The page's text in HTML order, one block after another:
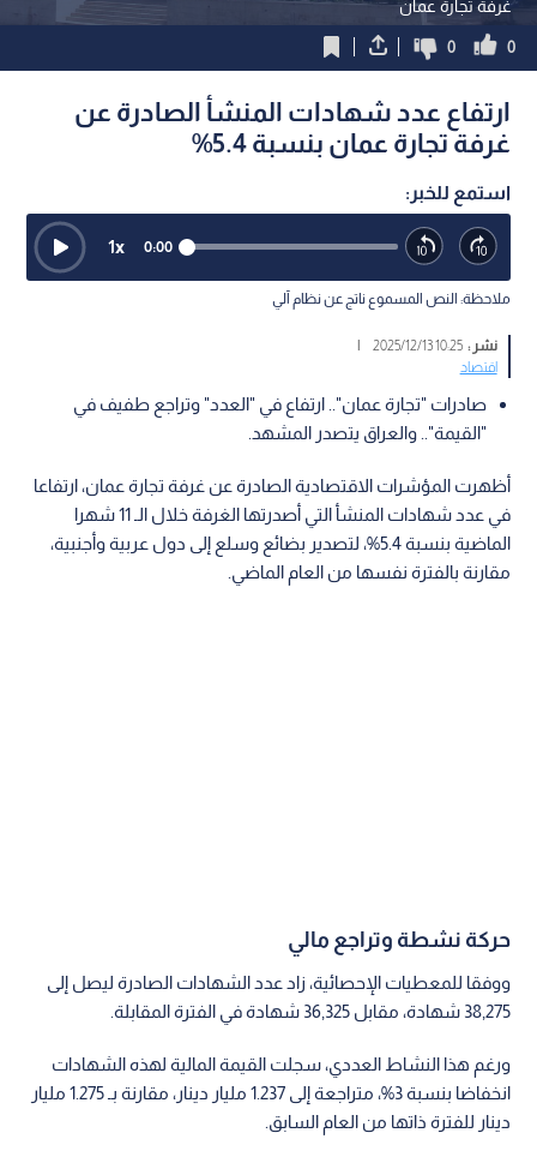
غرفة تجارة عمان
0
0
ارتفاع عدد شهادات المنشأ الصادرة عن
غرفة تجارة عمان بنسبة 5.4%
استمع للخبر:
0:00
1x
ملاحظة: النص المسموع ناتج عن نظام آلي
نشر :10:25 2025/12/13
|
اقتصاد
صادرات "تجارة عمان".. ارتفاع في "العدد" وتراجع طفيف في
"القيمة".. والعراق يتصدر المشهد.
أظهرت المؤشرات الاقتصادية الصادرة عن غرفة تجارة عمان، ارتفاعا
في عدد شهادات المنشأ التي أصدرتها الغرفة خلال الـ 11 شهرا
الماضية بنسبة 5.4%، لتصدير بضائع وسلع إلى دول عربية وأجنبية،
مقارنة بالفترة نفسها من العام الماضي.
حركة نشطة وتراجع مالي
ووفقا للمعطيات الإحصائية، زاد عدد الشهادات الصادرة ليصل إلى
38,275 شهادة، مقابل 36,325 شهادة في الفترة المقابلة.
ورغم هذا النشاط العددي، سجلت القيمة المالية لهذه الشهادات
انخفاضا بنسبة 3%، متراجعة إلى 1.237 مليار دينار، مقارنة بـ 1.275 مليار
دينار للفترة ذاتها من العام السابق.